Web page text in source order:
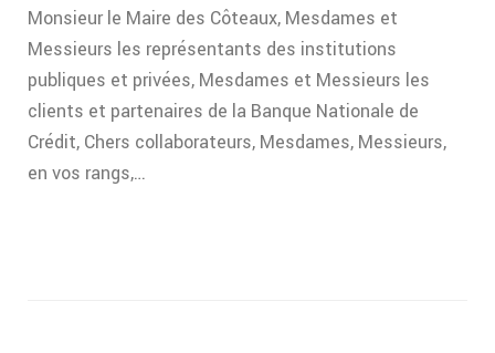
Monsieur le Maire des Côteaux, Mesdames et
Messieurs les représentants des institutions
publiques et privées, Mesdames et Messieurs les
clients et partenaires de la Banque Nationale de
Crédit, Chers collaborateurs, Mesdames, Messieurs,
en vos rangs,…